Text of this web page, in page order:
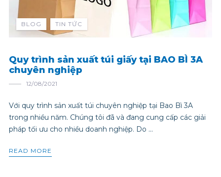
BLOG TIN TỨC
Quy trình sản xuất túi giấy tại BAO BÌ 3A
chuyên nghiệp
12/08/2021
Với quy trình sản xuất túi chuyên nghiệp tại Bao Bì 3A
trong nhiều năm. Chúng tôi đã và đang cung cấp các giải
pháp tối ưu cho nhiều doanh nghiệp. Do ...
READ MORE